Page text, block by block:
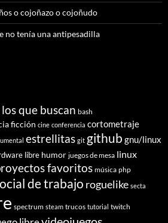
o cojoñazo o cojoñudo
no tenía una antipesadilla
que buscan bash
ficción cine conferencia cortometraje
estrellitas git github gnu/linux
libre humor juegos de mesa linux
favoritos música php
de trabajo roguelike secta
spectrum steam trucos tutorial twitch